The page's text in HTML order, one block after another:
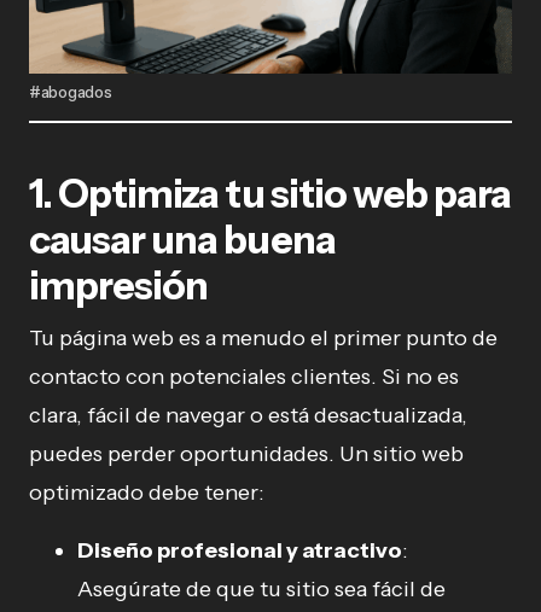
#abogados
1. Optimiza tu sitio web para
causar una buena
impresión
Tu página web es a menudo el primer punto de
contacto con potenciales clientes. Si no es
clara, fácil de navegar o está desactualizada,
puedes perder oportunidades. Un sitio web
optimizado debe tener:
Diseño profesional y atractivo:
Asegúrate de que tu sitio sea fácil de